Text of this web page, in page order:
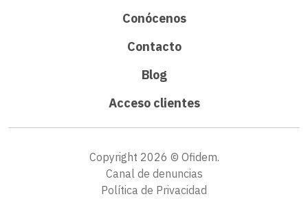
Conócenos
Contacto
Blog
Acceso clientes
Copyright 2026 © Ofidem.
Canal de denuncias
Política de Privacidad